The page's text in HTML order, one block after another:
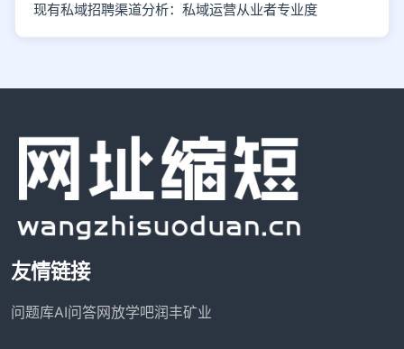
现有私域招聘渠道分析：私域运营从业者专业度
友情链接
问题库AI问答网放学吧润丰矿业